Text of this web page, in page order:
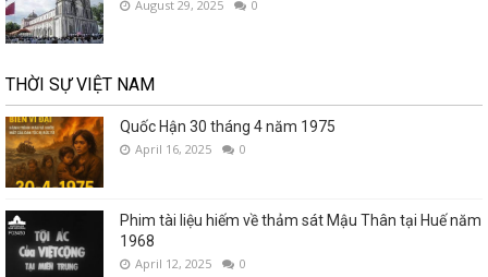
August 29, 2025 0
THỜI SỰ VIỆT NAM
Quốc Hận 30 tháng 4 năm 1975
April 16, 2025 0
Phim tài liệu hiếm về thảm sát Mậu Thân tại Huế năm
1968
April 12, 2025 0